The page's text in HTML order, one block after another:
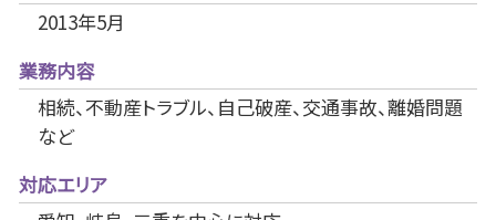
2013年5月
業務内容
相続、不動産トラブル、自己破産、交通事故、離婚問題
など
対応エリア